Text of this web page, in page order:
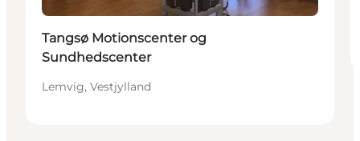
Tangsø Motionscenter og
Sundhedscenter
Lemvig, Vestjylland